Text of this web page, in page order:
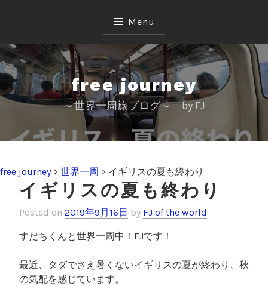
p
t
c
t
Menu
free journey
～世界一周旅ブログ～ by FJ
free journey> 世界一周 > イギリスの夏も終わり
イギリスの夏も終わり
Posted on 2019年9月16日 by FJ of the world
すだちくんと世界一周中！FJです！
最近、タダでさえ暑くないイギリスの夏が終わり、秋
の気配を感じています。